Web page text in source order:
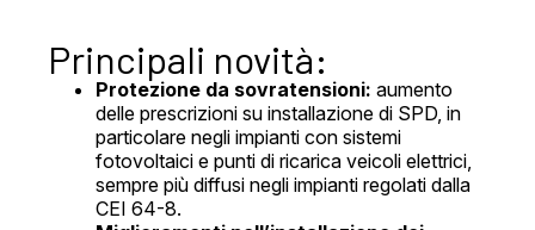
Principali novità:
Protezione da sovratensioni: aumento
delle prescrizioni su installazione di SPD, in
particolare negli impianti con sistemi
fotovoltaici e punti di ricarica veicoli elettrici,
sempre più diffusi negli impianti regolati dalla
CEI 64-8.